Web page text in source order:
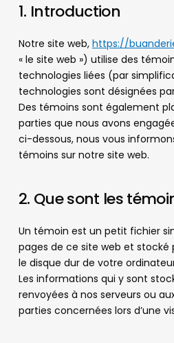
1. Introduction
Notre site web, https://
« le site web ») utilise des
technologies liées (par
technologies sont désignées
Des témoins sont également
parties que nous avons
ci-dessous, nous vous
témoins sur notre site web.
2. Que sont les
Un témoin est un petit fichier
pages de ce site web et stocké
le disque dur de votre
Les informations qui y sont
renvoyées à nos serveurs ou
parties concernées lors d’une